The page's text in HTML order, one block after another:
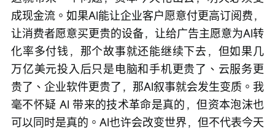
成现金流。如果AI能让企业客户愿意付更高订阅费，
让消费者愿意买更贵的设备，让给广告主愿意为AI转
化率多付钱，那个故事就还能继续下去，但如果几
万亿美元投入后只是电脑和手机更贵了、云服务更
贵了、企业软件更贵了，那AI叙事就会发生变质。我
毫不怀疑 AI 带来的技术革命是真的，但资本泡沫也
可以同时是真的。AI也许会改变世界，但不代表今天